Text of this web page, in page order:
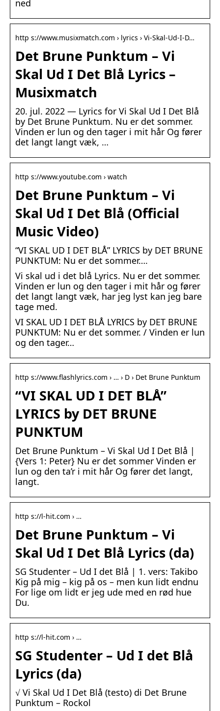
ned
http s://www.musixmatch.com › lyrics › Vi-Skal-Ud-I-D…
Det Brune Punktum – Vi
Skal Ud I Det Blå Lyrics –
Musixmatch
20. jul. 2022 — Lyrics for Vi Skal Ud I Det Blå
by Det Brune Punktum. Nu er det sommer.
Vinden er lun og den tager i mit hår Og fører
det langt langt væk, …
http s://www.youtube.com › watch
Det Brune Punktum – Vi
Skal Ud I Det Blå (Official
Music Video)
“VI SKAL UD I DET BLÅ” LYRICS by DET BRUNE
PUNKTUM: Nu er det sommer….
Vi skal ud i det blå Lyrics. Nu er det sommer.
Vinden er lun og den tager i mit hår og fører
det langt langt væk, har jeg lyst kan jeg bare
tage med.
VI SKAL UD I DET BLÅ LYRICS by DET BRUNE
PUNKTUM: Nu er det sommer. / Vinden er lun
og den tager…
http s://www.flashlyrics.com › … › D › Det Brune Punktum
“VI SKAL UD I DET BLÅ”
LYRICS by DET BRUNE
PUNKTUM
Det Brune Punktum – Vi Skal Ud I Det Blå |
{Vers 1: Peter} Nu er det sommer Vinden er
lun og den ta’r i mit hår Og fører det langt,
langt.
http s://l-hit.com › …
Det Brune Punktum – Vi
Skal Ud I Det Blå Lyrics (da)
SG Studenter – Ud I det Blå | 1. vers: Takibo
Kig på mig – kig på os – men kun lidt endnu
For lige om lidt er jeg ude med en rød hue
Du.
http s://l-hit.com › …
SG Studenter – Ud I det Blå
Lyrics (da)
√ Vi Skal Ud I Det Blå (testo) di Det Brune
Punktum – Rockol